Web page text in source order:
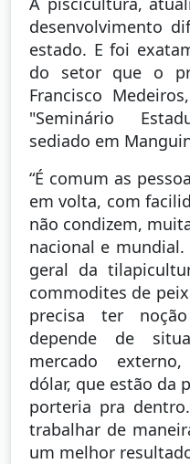
desenvolvimento
estado. E foi
do setor que o
Francisco
"Seminário
sediado em
“É comum as
em volta, com
não condizem,
nacional e mundial.
geral da
commodites de
precisa ter
depende de
mercado
dólar, que estão da
porteria pra
trabalhar de
um melhor